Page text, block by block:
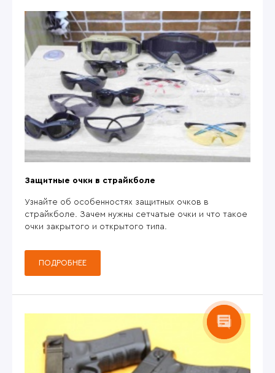
Защитные очки в страйкболе
Узнайте об особенностях защитных очков в
страйкболе. Зачем нужны сетчатые очки и что такое
очки закрытого и открытого типа.
ПОДРОБНЕЕ